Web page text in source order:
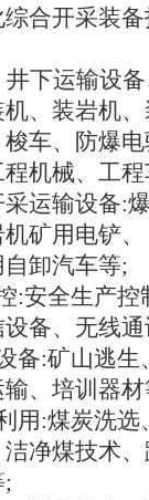
合开采装
下运输设
、装岩机
车、防爆
机械、工
运输设备:
矿用电铲
卸汽车等;
:安全生产
备、无线
备:矿山逃
、培训器
用:煤炭洗
净煤技术